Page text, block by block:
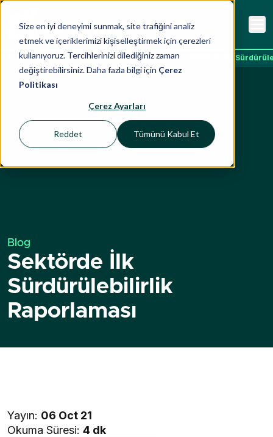
Size en iyi deneyimi sunmak, site trafiğini analiz
etmek ve içeriklerimizi kişiselleştirmek için çerezleri
kullanıyoruz. Tercihlerinizi dilediğiniz zaman
değiştirebilirsiniz. Daha fazla bilgi için Çerez
Politikası
Çerez Ayarları
Tümünü Kabul Et
Reddet
Ana Sayfa İçgörüler Blog Sektörde İlk
Blog
Sektörde İlk
Sürdürülebilirlik
Raporlaması
Yayın: 06 Oct 21
Okuma Süresi: 4 dk